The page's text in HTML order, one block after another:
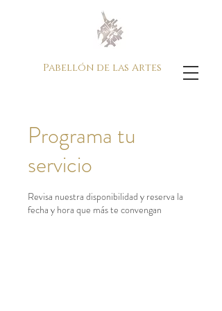
Pabellón de las Artes
Programa tu
servicio
Revisa nuestra disponibilidad y reserva la
fecha y hora que más te convengan